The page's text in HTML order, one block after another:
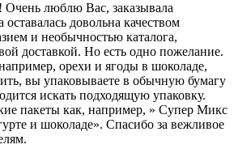
Очень люблю Вас, заказывала
оставалась довольна качеством
и необычностью каталога,
доставкой. Но есть одно пожелание.
орехи и ягоды в шоколаде,
вы упаковываете в обычную бумагу
искать подходящую упаковку.
пакеты как, например, » Супер Микс
и шоколаде». Спасибо за вежливое